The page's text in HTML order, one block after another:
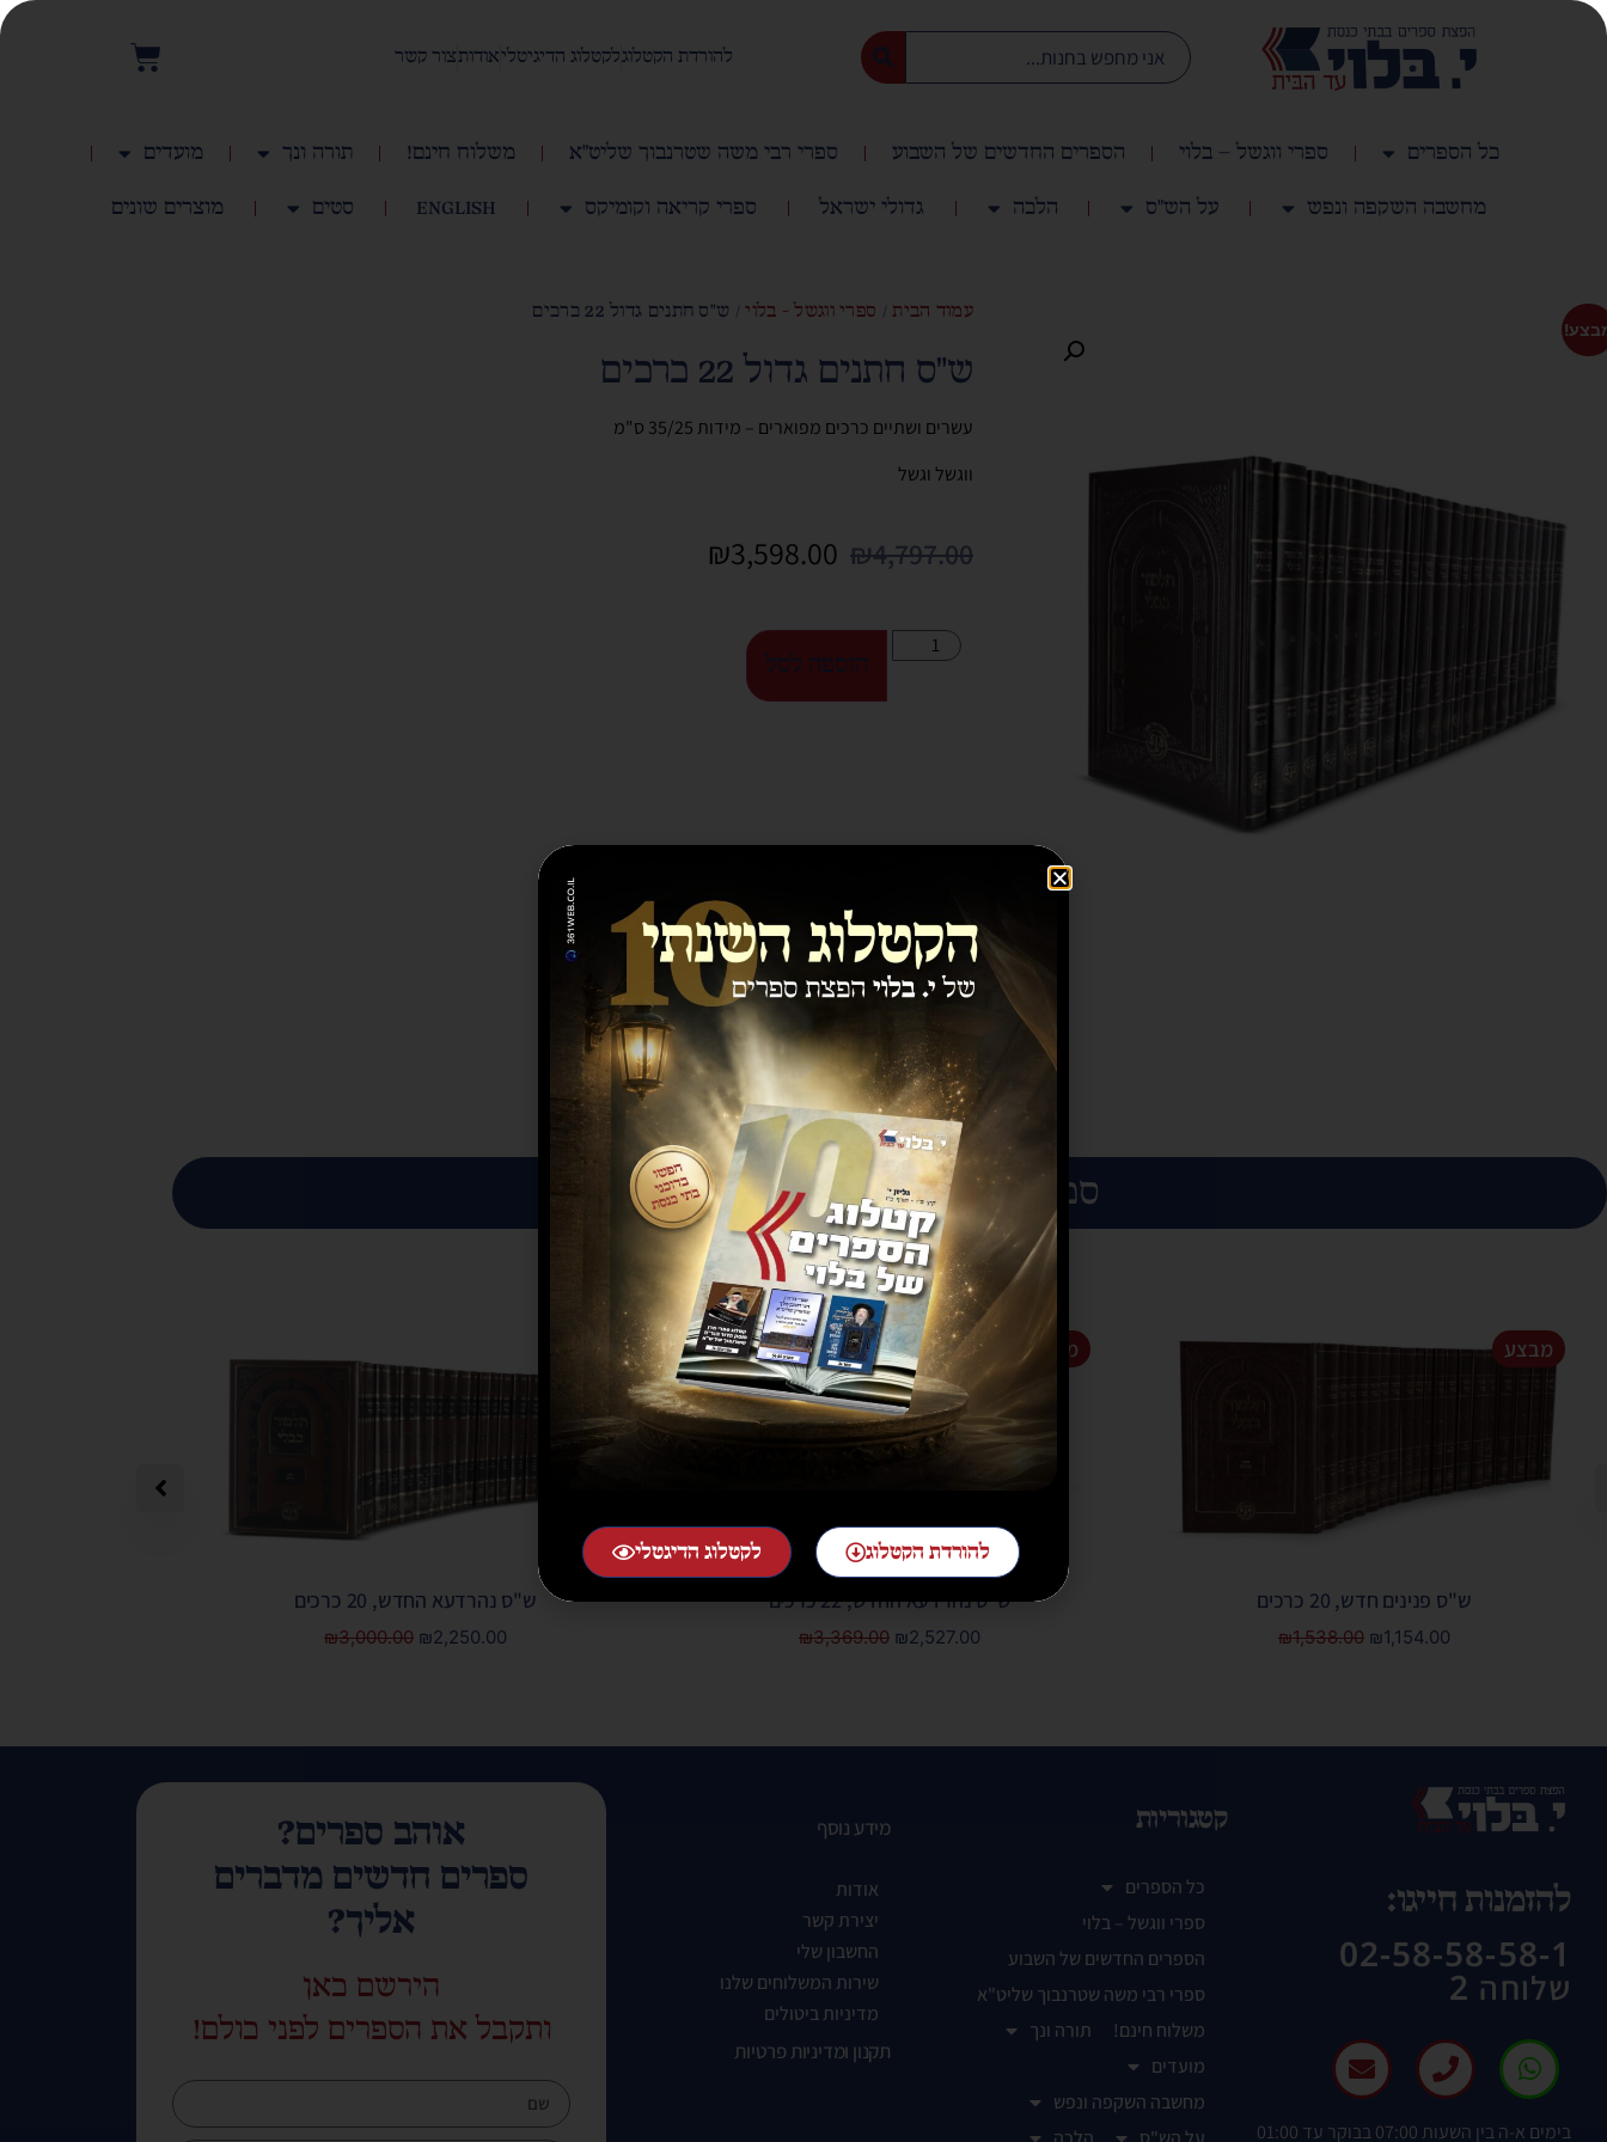
להורדת הקטלוג לקטלוג הדיגיטלי אודות צור קשר
כל הספרים ספרי ווגשל – בלוי הספרים החדשים של השבוע ספרי רבי משה שטרנבוך שליט"א משלוח חינם! תורה ונך מועדים
מחשבה השקפה ונפש על הש"ס הלכה גדולי ישראל ספרי קריאה וקומיקס English סטים מוצרים שונים
עמוד הבית/ ספרי ווגשל - בלוי / ש״ס חתנים גדול 22 כרכים
ש״ס חתנים גדול 22 כרכים
עשרים ושתיים כרכים מפוארים – מידות 35/25 ס"מ
ווגשל וגשל
₪4,797.00
₪3,598.00
הוספה לסל
ספרים נוספים שיעניינו אותך...
מבצע
ש"ס פנינים חדש, 20 כרכים
₪1,538.00 ₪1,154.00
מבצע
ש"ס נהרדעא החדש, 22 כרכים
₪3,369.00 ₪2,527.00
מבצע
ש"ס נהרדעא החדש, 20 כרכים
₪3,000.00 ₪2,250.00
להזמנות חייגו:
02-58-58-58-1
שלוחה 2
בימים א-ה בין השעות 07:00 בבוקר עד 01:00
קטגוריות
כל הספרים
ספרי ווגשל – בלוי
הספרים החדשים של השבוע
ספרי רבי משה שטרנבוך שליט"א
משלוח חינם!
תורה ונך
מועדים
מחשבה השקפה ונפש
מידע נוסף
אודות
יצירת קשר
החשבון שלי
שירות המשלוחים שלנו
מדיניות ביטולים
תקנון ומדיניות פרטיות
אוהב ספרים?
ספרים חדשים מדברים
אליך?
הירשם כאן
ותקבל את הספרים לפני כולם!
להורדת הקטלוג לקטלוג הדיגטלי